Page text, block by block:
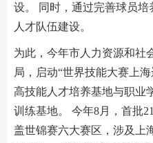
设。 同时，通过完善球员
人才队伍建设。
为此，今年市人力资源和社
局，启动“世界技能大赛上
高技能人才培养基地与职业
训练基地。 今年8月，首批
盖世锦赛六大赛区，涉及上